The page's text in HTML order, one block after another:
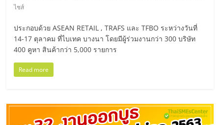
ข้อมูล
ธุรกิจ
SME
แห่ง
ประเทศไทย,
ThaiSMEsCenter,
เอ
ไชส์
ประกอบด้วย ASEAN RETAIL , TRAFS และ TFBO ระหว่างวันที่
14-17 ตุลาคม ที่ไบเทค บางนา โดยมีผู้ร่วมงานกว่า 300 บริษัท
400 คูหา สินค้ากว่า 5,000 รายการ
Read more